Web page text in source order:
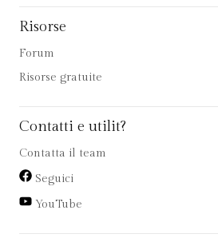
Risorse
Forum
Risorse gratuite
Contatti e utilit?
Contatta il team
Seguici
YouTube